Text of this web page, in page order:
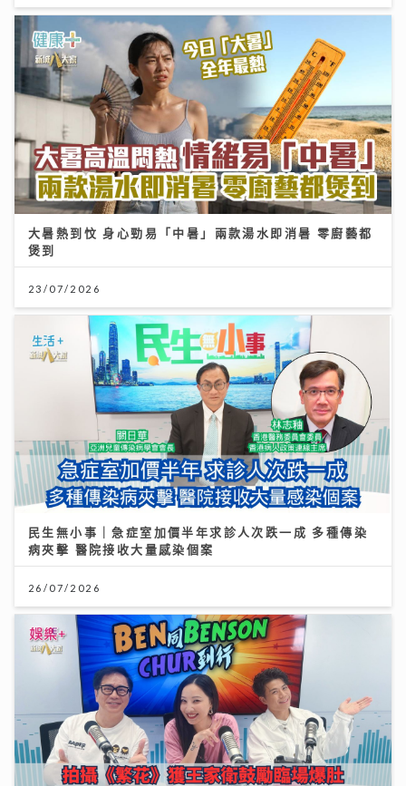
大暑熱到忟 身心勁易「中暑」兩款湯水即消暑 零廚藝都
煲到
23/07/2026
民生無小事｜急症室加價半年求診人次跌一成 多種傳染
病夾擊 醫院接收大量感染個案
26/07/2026